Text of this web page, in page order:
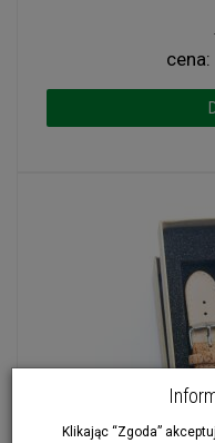
cena:
Klikając “Zgoda”